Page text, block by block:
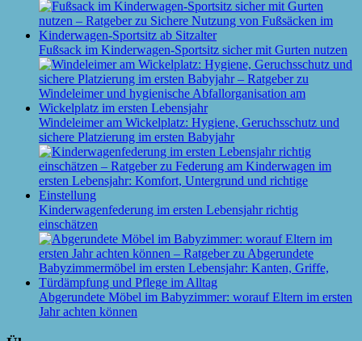
Fußsack im Kinderwagen-Sportsitz sicher mit Gurten nutzen
Windeleimer am Wickelplatz: Hygiene, Geruchsschutz und
sichere Platzierung im ersten Babyjahr
Kinderwagenfederung im ersten Lebensjahr richtig
einschätzen
Abgerundete Möbel im Babyzimmer: worauf Eltern im ersten
Jahr achten können